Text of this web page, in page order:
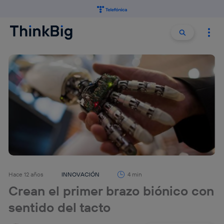
Buscar
Hace 12 años INNOVACIÓN 4 min
Crean el primer brazo biónico con
sentido del tacto